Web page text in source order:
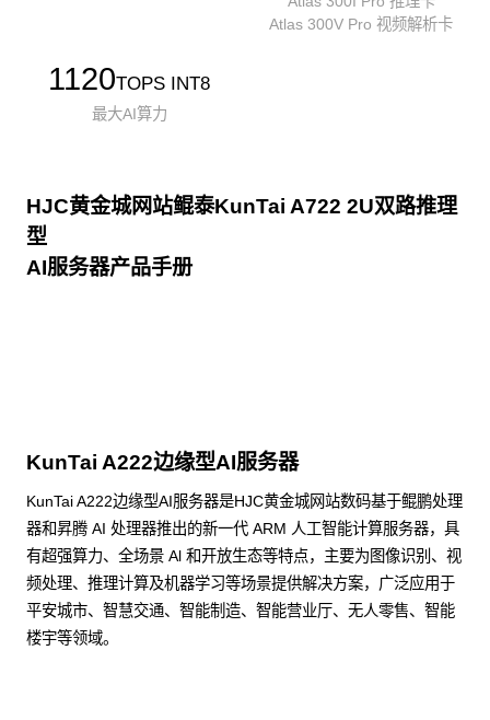
Atlas 300V Pro 视频解析卡
1120TOPS INT8
最大AI算力
HJC黄金城网站鲲泰KunTai A722 2U双路推理
型
AI服务器产品手册
KunTai A222边缘型AI服务器
KunTai A222边缘型AI服务器是HJC黄金城网站数码基于鲲鹏处理
器和昇腾 AI 处理器推出的新一代 ARM 人工智能计算服务器，具
有超强算力、全场景 Al 和开放生态等特点，主要为图像识别、视
频处理、推理计算及机器学习等场景提供解决方案，广泛应用于
平安城市、智慧交通、智能制造、智能营业厅、无人零售、智能
楼宇等领域。